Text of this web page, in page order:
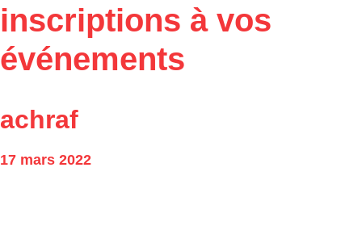
inscriptions à vos
événements
achraf
17 mars 2022